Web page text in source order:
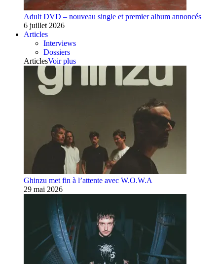
Adult DVD – nouveau single et premier album annoncés
6 juillet 2026
Articles
Interviews
Dossiers
ArticlesVoir plus
Ghinzu met fin à l’attente avec W.O.W.A
29 mai 2026